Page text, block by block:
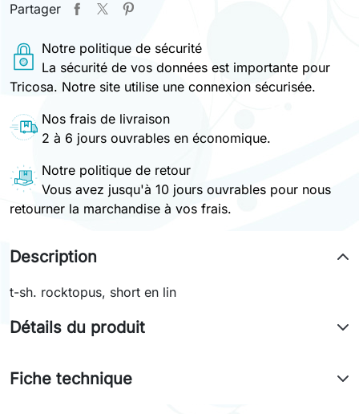
Partager
Notre politique de sécurité
La sécurité de vos données est importante pour
Tricosa. Notre site utilise une connexion sécurisée.
Nos frais de livraison
2 à 6 jours ouvrables en économique.
Notre politique de retour
Vous avez jusqu'à 10 jours ouvrables pour nous
retourner la marchandise à vos frais.
Description
t-sh. rocktopus, short en lin
Détails du produit
Fiche technique